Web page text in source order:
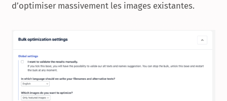
d’optimiser massivement les images existantes.